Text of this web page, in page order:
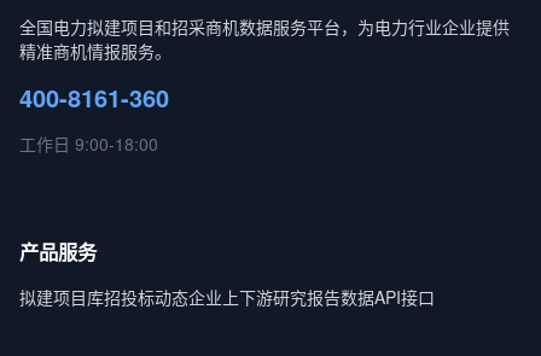
全国电力拟建项目和招采商机数据服务平台，为电力行业企业提供
精准商机情报服务。
400-8161-360
工作日 9:00-18:00
产品服务
拟建项目库招投标动态企业上下游研究报告数据API接口